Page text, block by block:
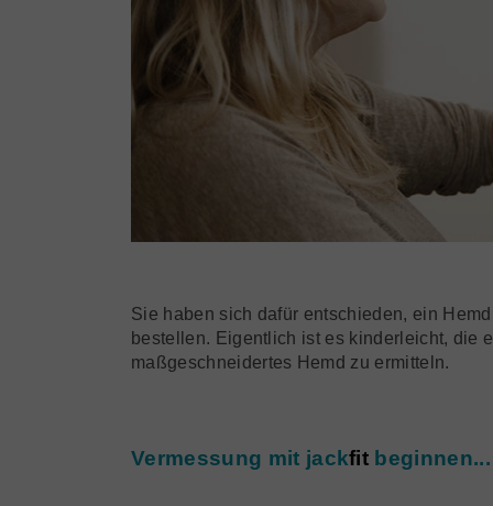
Sie haben sich dafür entschieden, ein
bestellen. Eigentlich ist es kinderleicht, die
maßgeschneidertes Hemd zu ermitteln.
Vermessung mit jackfit beginnen...